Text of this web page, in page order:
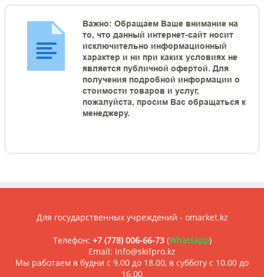
Важно: Обращаем Ваше внимание на
то, что данный интернет-сайт носит
исключительно информационный
характер и ни при каких условиях не
является публичной офертой. Для
получения подробной информации о
стоимости товаров и услуг,
пожалуйста, просим Вас обращаться к
менеджеру.
Для государственных учреждений - omarket.kz
Телефон: +7 (778) 006-66-73(Whatsapp)
Email: info@skifpro.kz
Мы работаем в будни с 9.00 до 18.00, в субботу с 10.00 до
16.00